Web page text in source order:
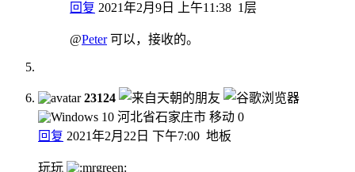
回复 2021年2月9日 上午11:38 1层
@Peter可以，接收的。
23124
河北省石家庄市 移动 0
回复 2021年2月22日 下午7:00 地板
玩玩